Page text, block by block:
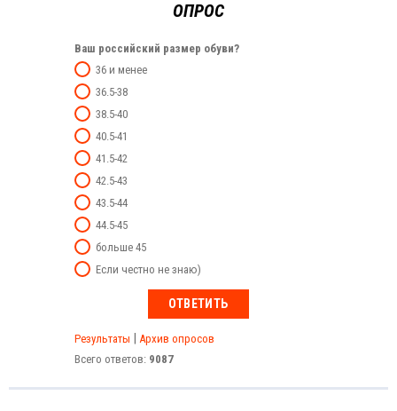
ОПРОС
Ваш российский размер обуви?
36 и менее
36.5-38
38.5-40
40.5-41
41.5-42
42.5-43
43.5-44
44.5-45
больше 45
Если честно не знаю)
Результаты | Архив опросов
Всего ответов: 9087